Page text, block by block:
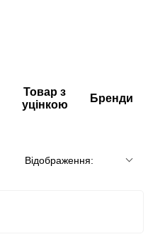
Товар з
уцінкою
Бренди
Відображення: